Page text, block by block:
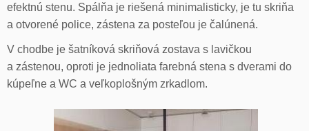
efektnú stenu. Spálňa je riešená minimalisticky, je tu skriňa
a otvorené police, zástena za posteľou je čalúnená.
V chodbe je šatníková skriňová zostava s lavičkou
a zástenou, oproti je jednoliata farebná stena s dverami do
kúpeľne a WC a veľkoplošným zrkadlom.